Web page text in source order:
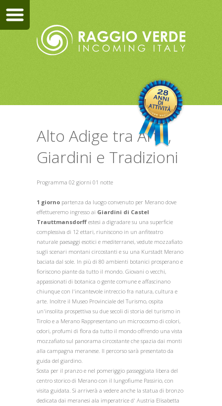
Alto Adige tra Arte,
Giardini e Tradizioni
Programma 02 giorni 01 notte
1 giorno partenza da luogo convenuto per Merano dove
effettueremo ingresso ai Giardini di Castel
Trauttmansdorff estesi a digradare su una superficie
complessiva di 12 ettari, riuniscono in un anfiteatro
naturale paesaggi esotici e mediterranei, vedute mozzafiato
sugli scenari montani circostanti e su una Kurstadt Merano
baciata dal sole. In più di 80 ambienti botanici prosperano e
fioriscono piante da tutto il mondo. Giovani o vecchi,
appassionati di botanica o gente comune e affascinano
chiunque con l'incantevole intreccio fra natura, cultura e
arte. Inoltre il Museo Provinciale del Turismo, ospita
un'insolita prospettiva su due secoli di storia del turismo in
Tirolo e a Merano Rappresentano un microcosmo di colori,
odori, profumi di flora da tutto il mondo offrendo una vista
mozzafiato sul panorama circostante che spazia dai monti
alla campagna meranese. Il percorso sarà presentato da
guida del giardino.
Sosta per il pranzo e nel pomeriggio passeggiata libera del
centro storico di Merano con il lungofiume Passirio, con
visita guidata. Si arriverà a vedere anche la statua di bronzo
dedicata dai meranesi ala imperatrice d' Austria Elisabetta